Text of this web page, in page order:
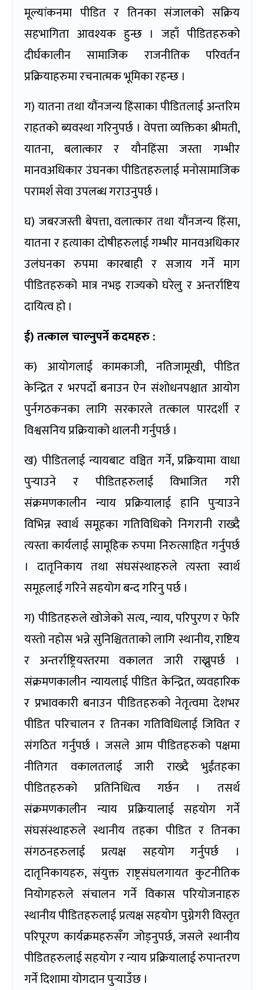
मूल्यांकनमा पीडित र तिनका संजालको सक्रिय
सहभागिता आवश्यक हुन्छ । जहाँ पीडितहरुको
दीर्घकालीन सामाजिक राजनीतिक परिवर्तन
प्रक्रियाहरुमा रचनात्मक भूमिका रहन्छ ।
ग) यातना तथा यौंनजन्य हिंसाका पीडितलाई अन्तरिम
राहतको ब्यवस्था गरिनुपर्छ । वेपत्ता व्यक्तिका श्रीमती,
यातना, बलात्कार र यौनहिंसा जस्ता गम्भीर
मानवअधिकार उंघनका पीडितहरुलाई मनोसामाजिक
परामर्श सेवा उपलब्ध गराउनुपर्छ ।
घ) जबरजस्ती बेपत्ता, वलात्कार तथा यौंनजन्य हिंसा,
यातना र हत्याका दोषीहरुलाई गम्भीर मानवअधिकार
उलंघनका रुपमा कारबाही र सजाय गर्ने माग
पीडितहरुको मात्र नभइ राज्यको घरेलु र अन्तर्राष्टिय
दायित्व हो ।
ई) तत्काल चाल्नुपर्ने कदमहरु:
क) आयोगलाई कामकाजी, नतिजामूखी, पीडित
केन्द्रित र भरपर्दो बनाउन ऐन संशोधनपश्चात आयोग
पुर्नगठकनका लागि सरकारले तत्काल पारदर्शी र
विश्वसनिय प्रक्रियाको थालनी गर्नुपर्छ ।
ख) पीडितलाई न्यायबाट वञ्चित गर्ने, प्रक्रियामा वाधा
पुर्‍याउने र पीडितहरुलाई विभाजित गरी
संक्रमणकालीन न्याय प्रक्रियालाई हानि पुर्‍याउने
विभिन्न स्वार्थ समूहका गतिविधिको निगरानी राख्दै
त्यस्ता कार्यलाई सामूहिक रुपमा निरुत्साहित गर्नुपर्छ
। दातृनिकाय तथा संघसंस्थाहरुले त्यस्ता स्वार्थ
समूहलाई गरिने सहयोग बन्द गरिनु पर्छ ।
ग) पीडितहरुले खोजेको सत्य, न्याय, परिपुरण र फेरि
यस्तो नहोस भन्ने सुनिश्चितताको लागि स्थानीय, राष्टिय
र अन्तर्राष्ट्रियस्तरमा वकालत जारी राख्नुपर्छ ।
संक्रमणकालीन न्यायलाई पीडित केन्द्रित, व्यवहारिक
र प्रभावकारी बनाउन पीडितहरुको नेतृत्वमा देशभर
पीडित परिचालन र तिनका गतिविधिलाई जिवित र
संगठित गर्नुपर्छ । जसले आम पीडितहरुको पक्षमा
नीतिगत वकालतलाई जारी राख्दै भुईंतहका
पीडितहरुको प्रतिनिधित्व गर्छन । तसर्थ
संक्रमणकालीन न्याय प्रक्रियालाई सहयोग गर्ने
संघसंस्थाहरुले स्थानीय तहका पीडित र तिनका
संगठनहरुलाई प्रत्यक्ष सहयोग गर्नुपर्छ ।
दातृनिकायहरु, संयुक्त राष्ट्रसंघलगायत कुटनीतिक
नियोगहरुले संचालन गर्ने विकास परियोजनाहरु
स्थानीय पीडितहरुलाई प्रत्यक्ष सहयोग पुग्नेगरी विस्तृत
परिपूरण कार्यक्रमहरुसँग जोड्नुपर्छ, जसले स्थानीय
पीडितहरुलाई सहयोग र न्याय प्रक्रियालाई रुपान्तरण
गर्ने दिशामा योगदान पुर्‍याउँछ ।